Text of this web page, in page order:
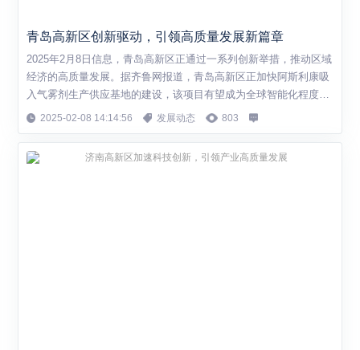
青岛高新区创新驱动，引领高质量发展新篇章
2025年2月8日信息，青岛高新区正通过一系列创新举措，推动区域
经济的高质量发展。据齐鲁网报道，青岛高新区正加快阿斯利康吸
入气雾剂生产供应基地的建设，该项目有望成为全球智能化程度最
高、产能最大的吸入气雾剂类产品生产基地之一。同时，青岛钰仁
高新区的发展战略聚焦于“高”和“...
2025-02-08 14:14:56 发展动态 803